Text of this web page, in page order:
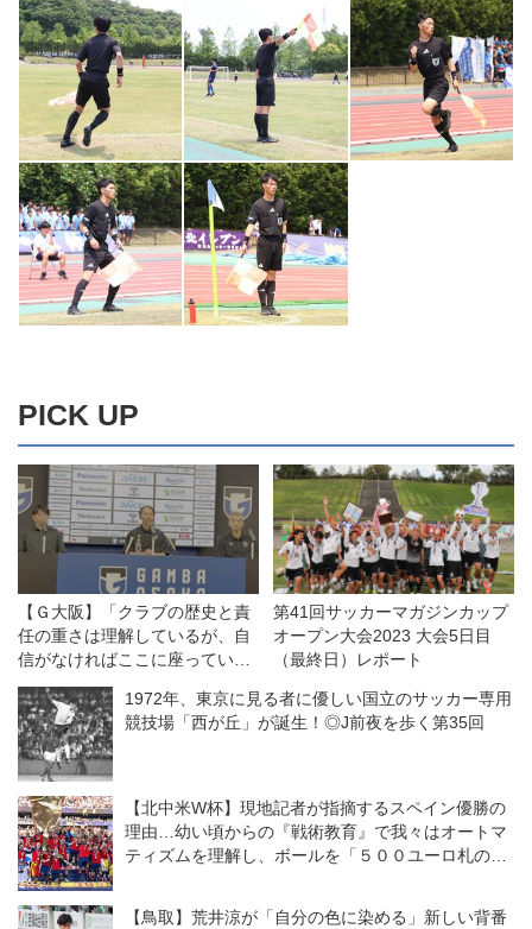
PICK UP
【Ｇ大阪】「クラブの歴史と責
任の重さは理解しているが、自
信がなければここに座っていな
い」。クラブのレジェンド、明
神智和・新監督が目指すのはど
んなチームなのか？
第41回サッカーマガジンカップ
オープン大会2023 大会5日目
（最終日）レポート
1972年、東京に見る者に優しい国立のサッカー専用
競技場「西が丘」が誕生！◎J前夜を歩く第35回
【北中米W杯】現地記者が指摘するスペイン優勝の
理由…幼い頃からの『戦術教育』で我々はオートマ
ティズムを理解し、ボールを「５００ユーロ札のよ
【鳥取】荒井涼が「自分の色に染める」新しい背番